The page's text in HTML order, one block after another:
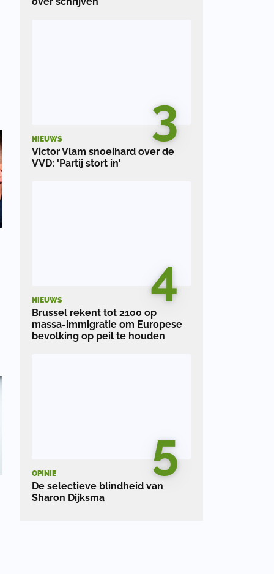
3
NIEUWS
Victor Vlam snoeihard over de
VVD: 'Partij stort in'
4
NIEUWS
Brussel rekent tot 2100 op
massa-immigratie om Europese
bevolking op peil te houden
5
OPINIE
De selectieve blindheid van
Sharon Dijksma